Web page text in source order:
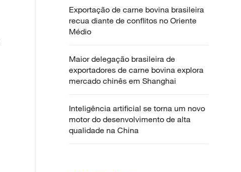
Exportação de carne bovina brasileira
recua diante de conflitos no Oriente
Médio
Maior delegação brasileira de
exportadores de carne bovina explora
mercado chinês em Shanghai
Inteligência artificial se torna um novo
motor do desenvolvimento de alta
qualidade na China